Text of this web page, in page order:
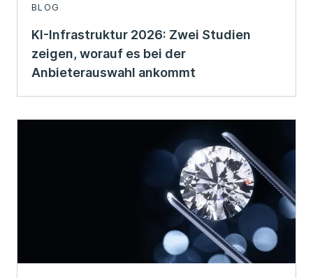
BLOG
KI-Infrastruktur 2026: Zwei Studien
zeigen, worauf es bei der
Anbieterauswahl ankommt